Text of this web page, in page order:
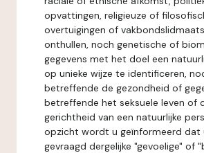
opvattingen, religieuze of
overtuigingen of
onthullen, noch genetische of
gegevens met het doel een
op unieke wijze te identificeren,
betreffende de gezondheid of
betreffende het seksuele leven of
gerichtheid van een natuurlijke
opzicht wordt u geïnformeerd dat
gevraagd dergelijke "gevoelige" of